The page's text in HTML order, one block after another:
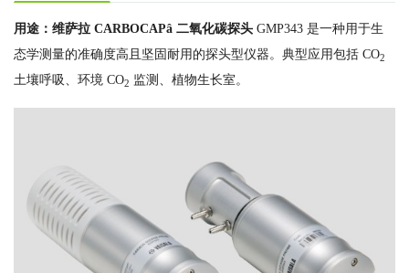
用途：维萨拉 CARBOCAPâ 二氧化碳探头 GMP343 是一种用于生
态学测量的准确度高且坚固耐用的探头型仪器。典型应用包括 CO2
土壤呼吸、环境 CO2 监测、植物生长室。